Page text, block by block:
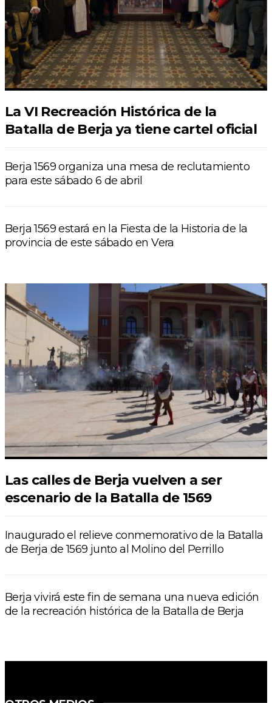
La VI Recreación Histórica de la
Batalla de Berja ya tiene cartel oficial
Berja 1569 organiza una mesa de reclutamiento
para este sábado 6 de abril
Berja 1569 estará en la Fiesta de la Historia de la
provincia de este sábado en Vera
Las calles de Berja vuelven a ser
escenario de la Batalla de 1569
Inaugurado el relieve conmemorativo de la Batalla
de Berja de 1569 junto al Molino del Perrillo
Berja vivirá este fin de semana una nueva edición
de la recreación histórica de la Batalla de Berja